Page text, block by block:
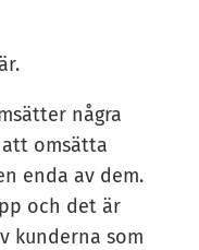
några
omsätta
enda av dem.
och det är
kunderna som